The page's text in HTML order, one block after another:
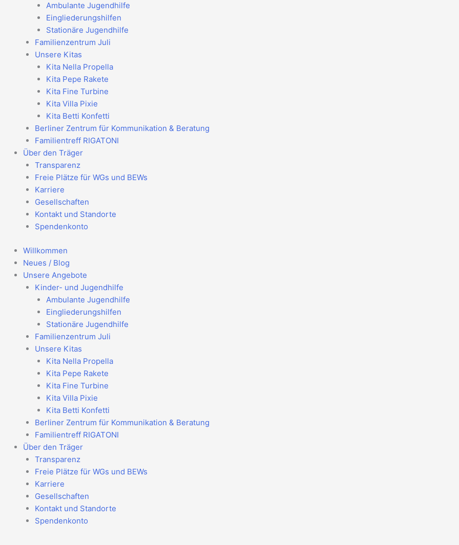
Ambulante Jugendhilfe
Eingliederungshilfen
Stationäre Jugendhilfe
Familienzentrum Juli
Unsere Kitas
Kita Nella Propella
Kita Pepe Rakete
Kita Fine Turbine
Kita Villa Pixie
Kita Betti Konfetti
Berliner Zentrum für Kommunikation & Beratung
Familientreff RIGATONI
Über den Träger
Transparenz
Freie Plätze für WGs und BEWs
Karriere
Gesellschaften
Kontakt und Standorte
Spendenkonto
Willkommen
Neues / Blog
Unsere Angebote
Kinder- und Jugendhilfe
Ambulante Jugendhilfe
Eingliederungshilfen
Stationäre Jugendhilfe
Familienzentrum Juli
Unsere Kitas
Kita Nella Propella
Kita Pepe Rakete
Kita Fine Turbine
Kita Villa Pixie
Kita Betti Konfetti
Berliner Zentrum für Kommunikation & Beratung
Familientreff RIGATONI
Über den Träger
Transparenz
Freie Plätze für WGs und BEWs
Karriere
Gesellschaften
Kontakt und Standorte
Spendenkonto